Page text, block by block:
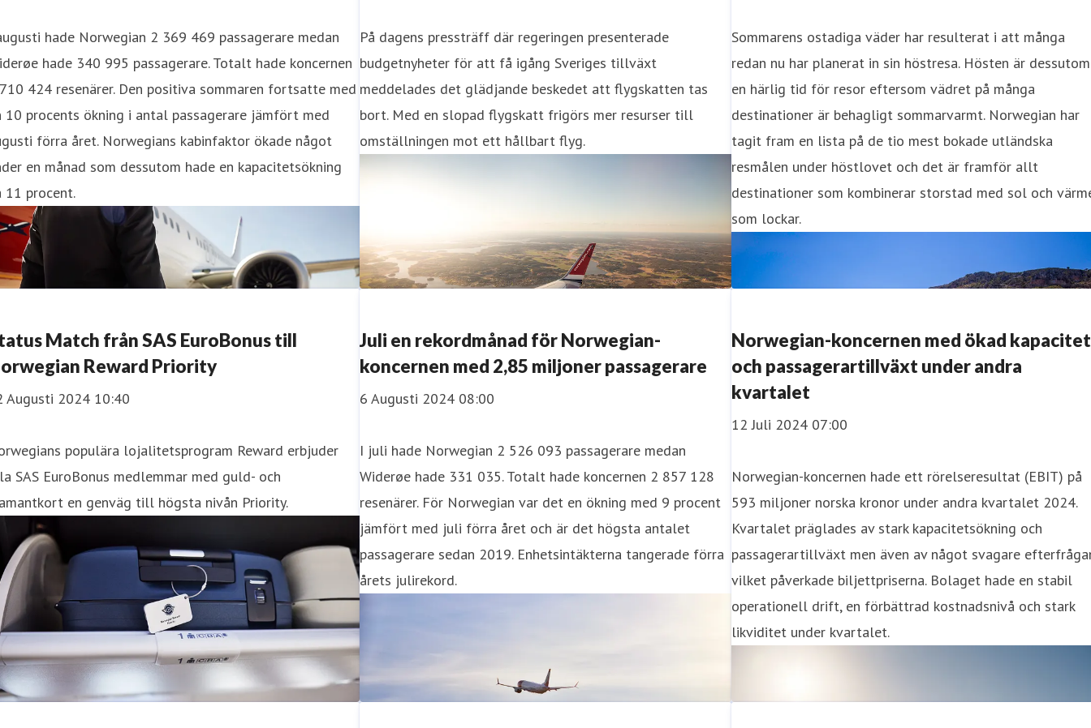
hade Norwegian 2 369 469 passagerare medan
hade 340 995 passagerare. Totalt hade koncernen
424 resenärer. Den positiva sommaren fortsatte med
10 procents ökning i antal passagerare jämfört med
förra året. Norwegians kabinfaktor ökade något
en månad som dessutom hade en kapacitetsökning
11 procent.
På dagens pressträff där regeringen presenterade
budgetnyheter för att få igång Sveriges tillväxt
meddelades det glädjande beskedet att flygskatten tas
bort. Med en slopad flygskatt frigörs mer resurser till
omställningen mot ett hållbart flyg.
Sommarens ostadiga väder har resulterat i att många
redan nu har planerat in sin höstresa. Hösten är dessutom
en härlig tid för resor eftersom vädret på många
destinationer är behagligt sommarvarmt. Norwegian har
tagit fram en lista på de tio mest bokade utländska
resmålen under höstlovet och det är framför allt
destinationer som kombinerar storstad med sol och
som lockar.
Match från SAS EuroBonus till
Reward Priority
Augusti 2024 10:40
populära lojalitetsprogram Reward erbjuder
SAS EuroBonus medlemmar med guld- och
en genväg till högsta nivån Priority.
Juli en rekordmånad för Norwegian-
koncernen med 2,85 miljoner passagerare
6 Augusti 2024 08:00
I juli hade Norwegian 2 526 093 passagerare medan
Widerøe hade 331 035. Totalt hade koncernen 2 857 128
resenärer. För Norwegian var det en ökning med 9 procent
jämfört med juli förra året och är det högsta antalet
passagerare sedan 2019. Enhetsintäkterna tangerade förra
årets julirekord.
Norwegian-koncernen med ökad kapacitet
och passagerartillväxt under andra
kvartalet
12 Juli 2024 07:00
Norwegian-koncernen hade ett rörelseresultat (EBIT) på
593 miljoner norska kronor under andra kvartalet 2024.
Kvartalet präglades av stark kapacitetsökning och
passagerartillväxt men även av något svagare
vilket påverkade biljettpriserna. Bolaget hade en stabil
operationell drift, en förbättrad kostnadsnivå och stark
likviditet under kvartalet.